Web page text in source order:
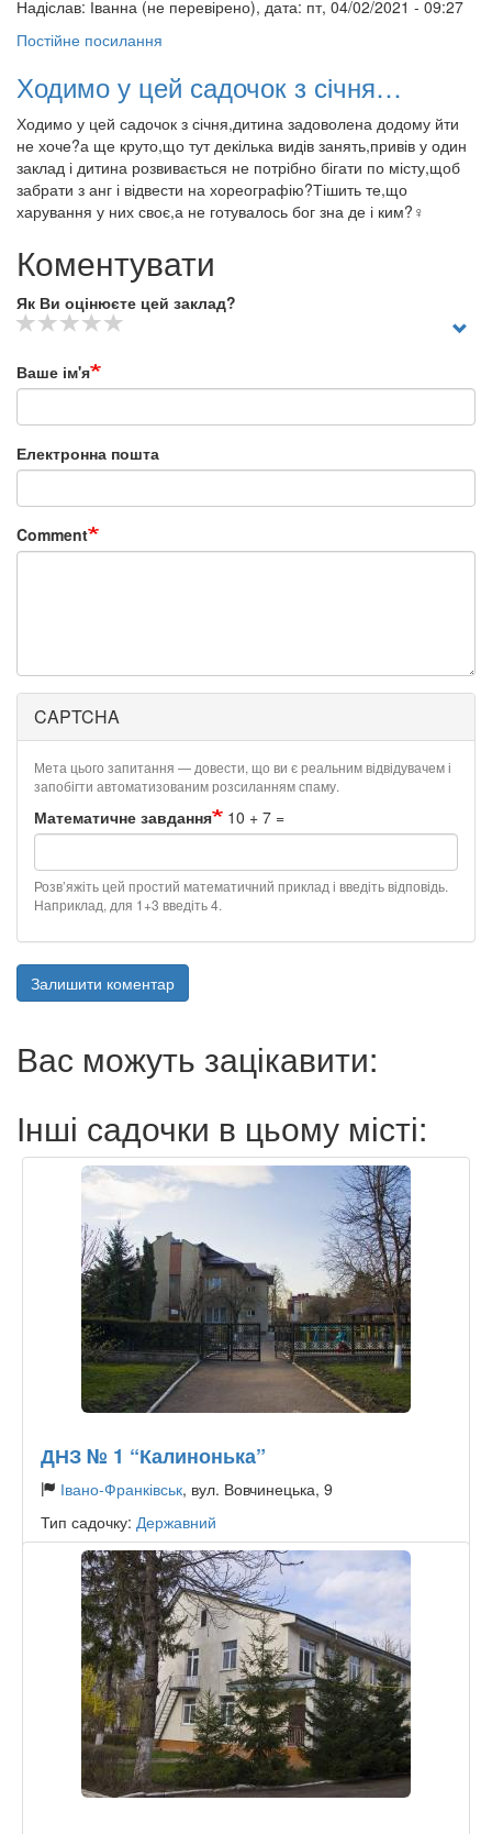
Надіслав: Іванна (не перевірено), дата: пт, 04/02/2021 - 09:27
Постійне посилання
Ходимо у цей садочок з січня…
Ходимо у цей садочок з січня,дитина задоволена додому йти
не хоче?а ще круто,що тут декілька видів занять,привів у один
заклад і дитина розвивається не потрібно бігати по місту,щоб
забрати з анг і відвести на хореографію?Тішить те,що
харування у них своє,а не готувалось бог зна де і ким?‍♀️
Коментувати
Як Ви оцінюєте цей заклад?
Ваше ім'я
Електронна пошта
Comment
CAPTCHA
Мета цього запитання — довести, що ви є реальним відвідувачем і
запобігти автоматизованим розсиланням спаму.
Математичне завдання 10 + 7 =
Розв’яжіть цей простий математичний приклад і введіть відповідь.
Наприклад, для 1+3 введіть 4.
Залишити коментар
Вас можуть зацікавити:
Інші садочки в цьому місті:
ДНЗ № 1 “Калинонька”
Івано-Франківськ, вул. Вовчинецька, 9
Тип садочку: Державний